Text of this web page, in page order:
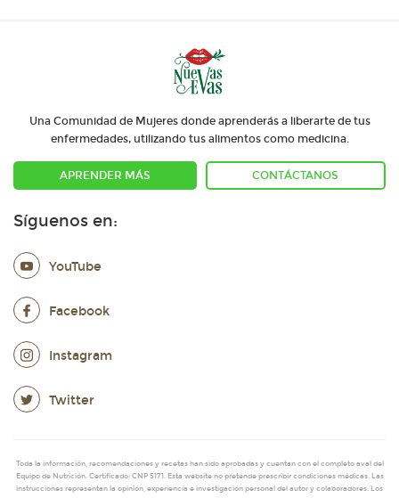
Una Comunidad de Mujeres donde aprenderás a liberarte de tus
enfermedades, utilizando tus alimentos como medicina.
APRENDER MÁS CONTÁCTANOS
Síguenos en:
YouTube
Facebook
Instagram
Twitter
Toda la información, recomendaciones y recetas han sido aprobadas y cuentan con el completo aval del
Equipo de Nutrición. Certificado: CNP 5171. Esta website no pretende prescribir condiciones médicas. Las
instrucciones representan la opinión, experiencia e investigación personal del autor y colaboradores. Los